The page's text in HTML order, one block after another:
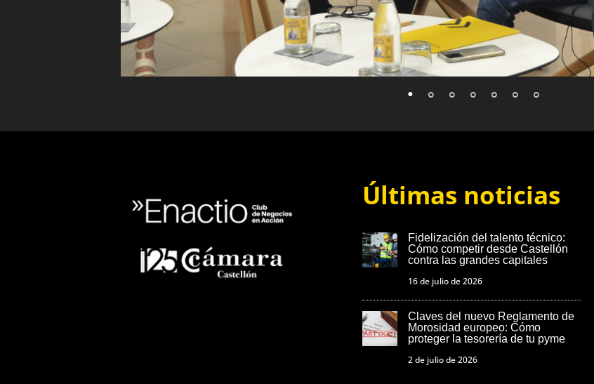
Últimas noticias
Fidelización del talento técnico:
Cómo competir desde Castellón
contra las grandes capitales
16 de julio de 2026
Claves del nuevo Reglamento de
Morosidad europeo: Cómo
proteger la tesorería de tu pyme
2 de julio de 2026